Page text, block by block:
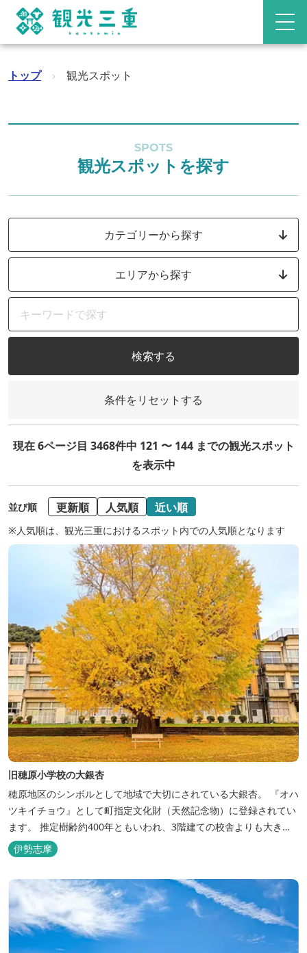
トップ › 観光スポット
SPOTS
観光スポットを探す
カテゴリーから探す
エリアから探す
検索する
条件をリセットする
現在 6ページ目 3468件中 121 〜 144 までの観光スポット
を表示中
並び順 更新順 人気順 近い順
※人気順は、観光三重におけるスポット内での人気順となります
旧穂原小学校の大銀杏
穂原地区のシンボルとして地域で大切にされている大銀杏。 『オハ
ツキイチョウ』として町指定文化財（天然記念物）に登録されてい
ます。 推定樹齢約400年ともいわれ、3階建ての校舎よりも大きく
生育しています。 紅葉の時期は夜間のライトアップがあり、日中と
はまた違った姿を見ることも。県外からも多くの写真家が訪れま
す。 例年見頃は11月中旬～下旬頃。 ※2024年の色づき目安※ ...
伊勢志摩